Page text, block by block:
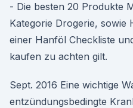
- Die besten 20 Produkte
Kategorie Drogerie, sowie
einer Hanföl Checkliste
kaufen zu achten gilt.
Sept. 2016 Eine wichtige
entzündungsbedingte